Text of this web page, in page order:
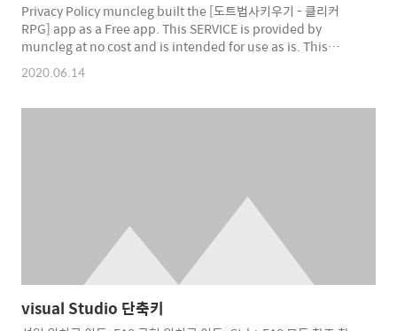
Privacy Policy muncleg built the [도트법사키우기 - 클리커
RPG] app as a Free app. This SERVICE is provided by
muncleg at no cost and is intended for use as is. This
page is used to inform visitors regarding my policies with
the collection, use, and disclosure of Personal Information
2020.06.14
visual Studio 단축키